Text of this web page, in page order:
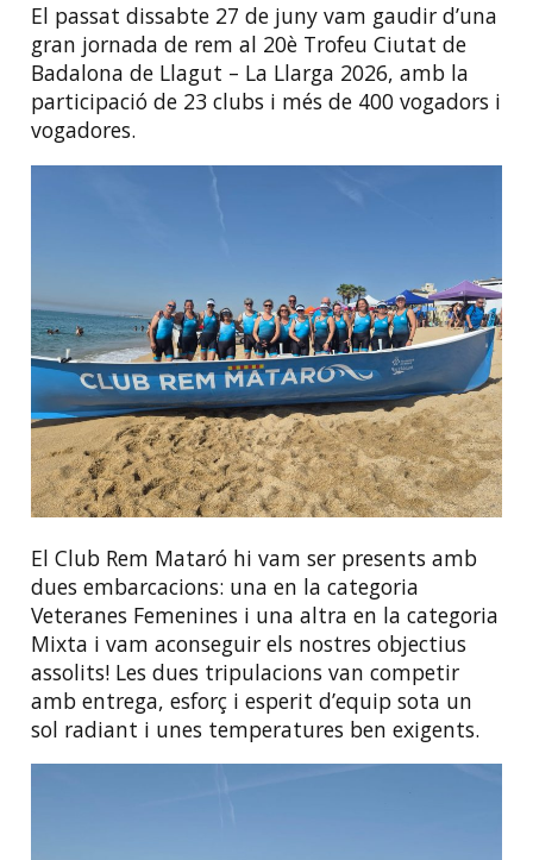
El passat dissabte 27 de juny vam gaudir d’una
gran jornada de rem al 20è Trofeu Ciutat de
Badalona de Llagut – La Llarga 2026, amb la
participació de 23 clubs i més de 400 vogadors i
vogadores.
El Club Rem Mataró hi vam ser presents amb
dues embarcacions: una en la categoria
Veteranes Femenines i una altra en la categoria
Mixta i vam aconseguir els nostres objectius
assolits! Les dues tripulacions van competir
amb entrega, esforç i esperit d’equip sota un
sol radiant i unes temperatures ben exigents.